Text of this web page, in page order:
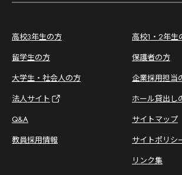
;
高校3年生の方
高校1・2年生
留学生の方
保護者の方
大学生・社会人の方
企業採用担当
法人サイト
ホール貸出し
Q&A
サイトマップ
教員採用情報
サイトポリシ
リンク集